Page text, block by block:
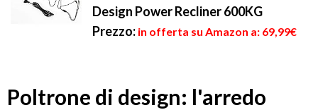
Design Power Recliner 600KG
Prezzo: in offerta su Amazon a: 69,99€
Poltrone di design: l'arredo